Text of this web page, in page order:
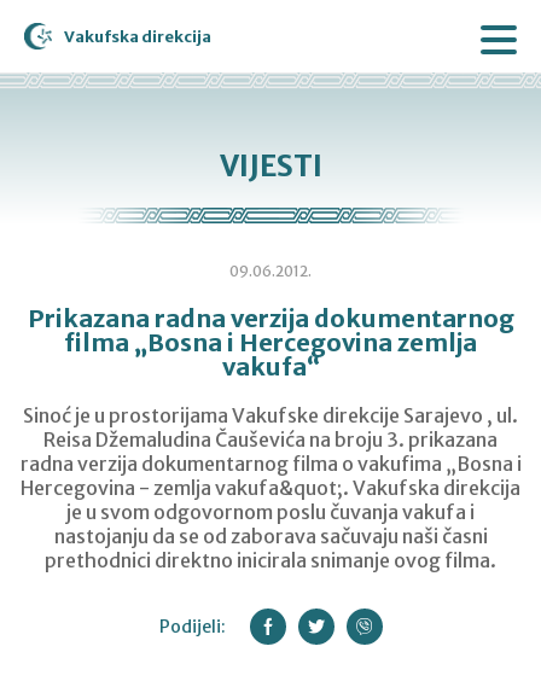
Vakufska direkcija
VIJESTI
09.06.2012.
Prikazana radna verzija dokumentarnog
filma „Bosna i Hercegovina zemlja
vakufa“
Sinoć je u prostorijama Vakufske direkcije Sarajevo , ul.
Reisa Džemaludina Čauševića na broju 3. prikazana
radna verzija dokumentarnog filma o vakufima „Bosna i
Hercegovina - zemlja vakufa&quot;. Vakufska direkcija
je u svom odgovornom poslu čuvanja vakufa i
nastojanju da se od zaborava sačuvaju naši časni
prethodnici direktno inicirala snimanje ovog filma.
Podijeli: